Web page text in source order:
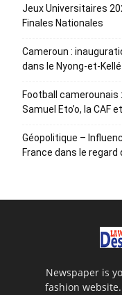
Jeux Universitaires
Finales Nationales
Cameroun :
dans le Nyong-et-
Football
Samuel Eto’o, la CAF
Géopolitique –
France dans le
Newspaper is
fashion